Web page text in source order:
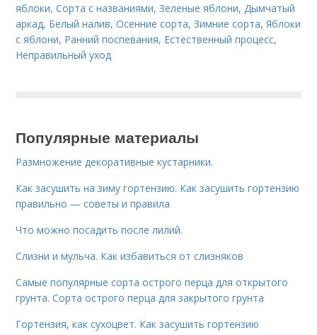
яблоки,Сорта с названиями,Зеленые яблони, Дымчатый
аркад, Белый налив,Осенние сорта,Зимние сорта, Яблоки
с яблони, Ранний поспевания, Естественный процесс,
Неправильный уход
Популярные материалы
Размножение декоративные кустарники.
Как засушить на зиму гортензию. Как засушить гортензию
правильно — советы и правила
Что можно посадить после лилий.
Слизни и мульча. Как избавиться от слизняков
Самые популярные сорта острого перца для открытого
грунта. Сорта острого перца для закрытого грунта
Гортензия, как сухоцвет. Как засушить гортензию